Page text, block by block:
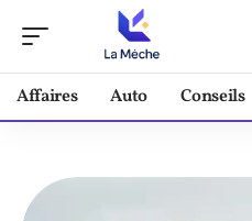
Affaires Auto Conseils